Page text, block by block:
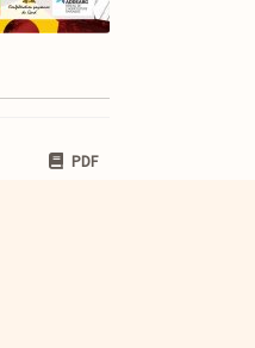
PDF